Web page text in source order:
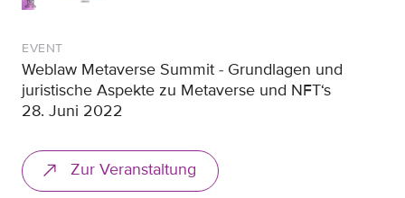
EVENT
Weblaw Metaverse Summit - Grundlagen und
juristische Aspekte zu Metaverse und NFT‘s
28. Juni 2022
Zur Veranstaltung